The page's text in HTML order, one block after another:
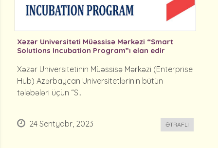
Xəzər Universiteti Müəssisə Mərkəzi “Smart
Solutions Incubation Program”ı elan edir
Xəzər Universitetinin Müəssisə Mərkəzi (Enterprise
Hub) Azərbaycan Universitetlərinin bütün
tələbələri üçün “S...
24 Sentyabr, 2023 ƏTRAFLI